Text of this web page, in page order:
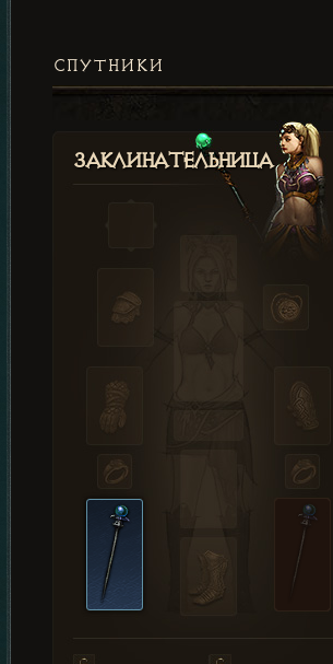
СПУТНИКИ
Заклинательница